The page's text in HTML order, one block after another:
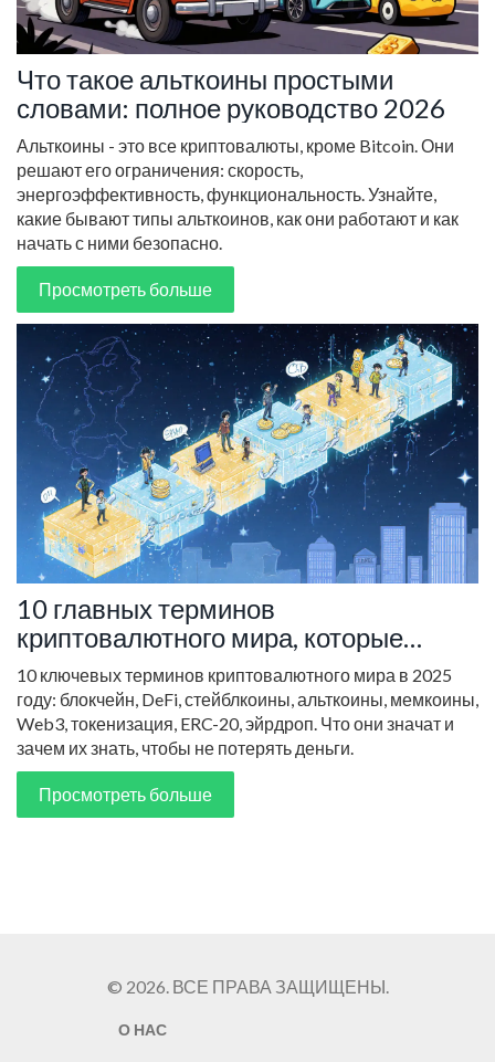
Что такое альткоины простыми
словами: полное руководство 2026
Альткоины - это все криптовалюты, кроме Bitcoin. Они
решают его ограничения: скорость,
энергоэффективность, функциональность. Узнайте,
какие бывают типы альткоинов, как они работают и как
начать с ними безопасно.
Просмотреть больше
10 главных терминов
криптовалютного мира, которые
должен знать каждый в 2025 году
10 ключевых терминов криптовалютного мира в 2025
году: блокчейн, DeFi, стейблкоины, альткоины, мемкоины,
Web3, токенизация, ERC-20, эйрдроп. Что они значат и
зачем их знать, чтобы не потерять деньги.
Просмотреть больше
© 2026. ВСЕ ПРАВА ЗАЩИЩЕНЫ.
О НАС